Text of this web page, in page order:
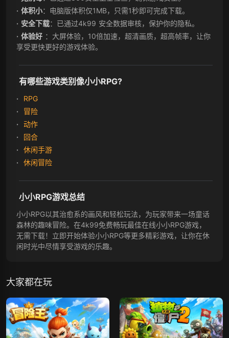
体积小：电脑版体积仅1MB，只需1秒即可完成下载。
安全下载：已通过4k99 安全数据审核，保护你的隐私。
体验好 ：大屏体验，10倍加速，超清画质，超高帧率，让你
享受更快更好的游戏体验。
有哪些游戏类别像小小RPG?
RPG
冒险
动作
回合
休闲手游
休闲冒险
小小RPG游戏总结
小小RPG以其治愈系的画风和轻松玩法，为玩家带来一场童话
森林的趣味冒险。在4k99免费畅玩最佳在线小小RPG游戏，
无需下载！立即开始体验小小RPG等更多精彩游戏，让你在休
闲时光中尽情享受游戏的乐趣。
大家都在玩